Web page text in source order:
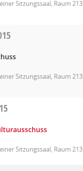
Sitzungssaal, Raum 213
Sitzungssaal, Raum 213
Sitzungssaal, Raum 213